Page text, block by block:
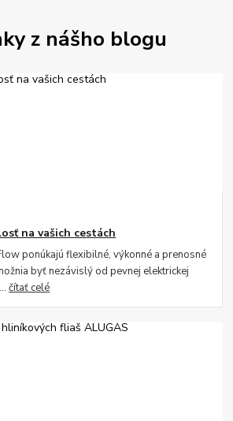
z nášho blogu
na vašich cestách
ponúkajú flexibilné, výkonné a prenosné
byť nezávislý od pevnej elektrickej
čítať celé